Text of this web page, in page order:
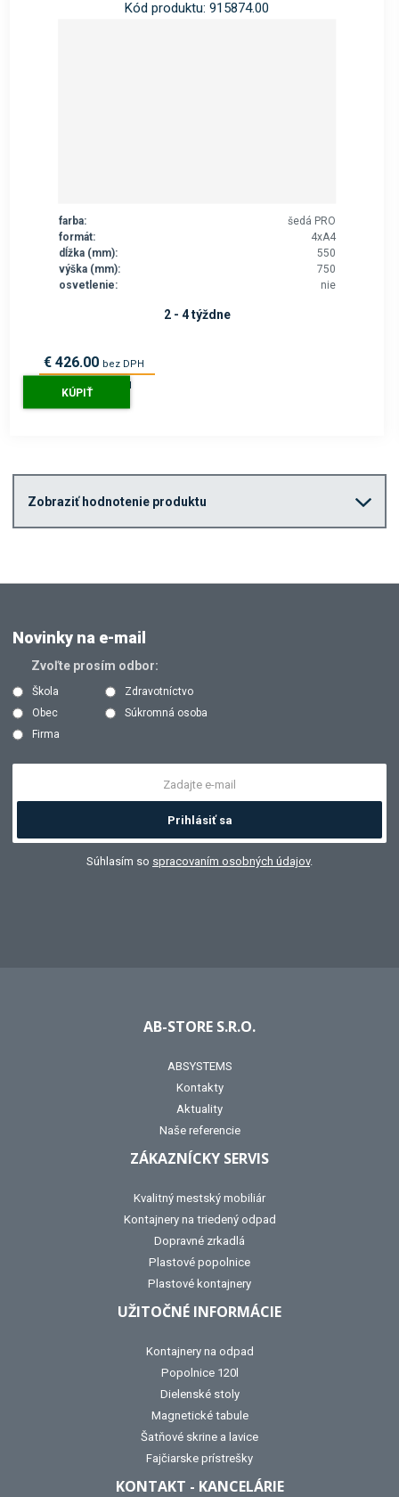
Kód produktu: 915874.00
farba:
šedá PRO
formát:
4xA4
dĺžka (mm):
550
výška (mm):
750
osvetlenie:
nie
€ 426.00 bez DPH
€ 524.00 s DPH
2 - 4 týždne
KÚPIŤ
Zobraziť hodnotenie produktu
Novinky na e-mail
Zvoľte prosím odbor:
Škola
Zdravotníctvo
Obec
Súkromná osoba
Firma
Prihlásiť sa
Súhlasím so spracovaním osobných údajov.
AB-STORE S.R.O.
ABSYSTEMS
Kontakty
Aktuality
Naše referencie
ZÁKAZNÍCKY SERVIS
Kvalitný mestský mobiliár
Kontajnery na triedený odpad
Dopravné zrkadlá
Plastové popolnice
Plastové kontajnery
UŽITOČNÉ INFORMÁCIE
Kontajnery na odpad
Popolnice 120l
Dielenské stoly
Magnetické tabule
Šatňové skrine a lavice
Fajčiarske prístrešky
KONTAKT - KANCELÁRIE